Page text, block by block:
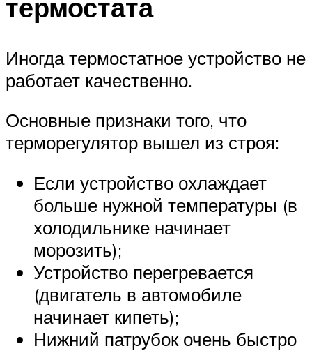
термостата
Иногда термостатное устройство не
работает качественно.
Основные признаки того, что
терморегулятор вышел из строя:
Если устройство охлаждает
больше нужной температуры (в
холодильнике начинает
морозить);
Устройство перегревается
(двигатель в автомобиле
начинает кипеть);
Нижний патрубок очень быстро